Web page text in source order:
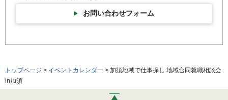
お問い合わせフォーム
トップページ > イベントカレンダー > 加須地域で仕事探し 地域合同就職相談会
in加須